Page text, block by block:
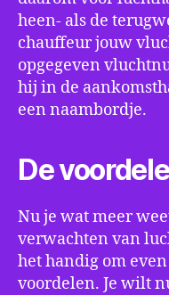
heen- als de
chauffeur jouw
opgegeven
hij in de
een naambordje.
De
Nu je wat meer
verwachten van
het handig om
voordelen. Je wilt